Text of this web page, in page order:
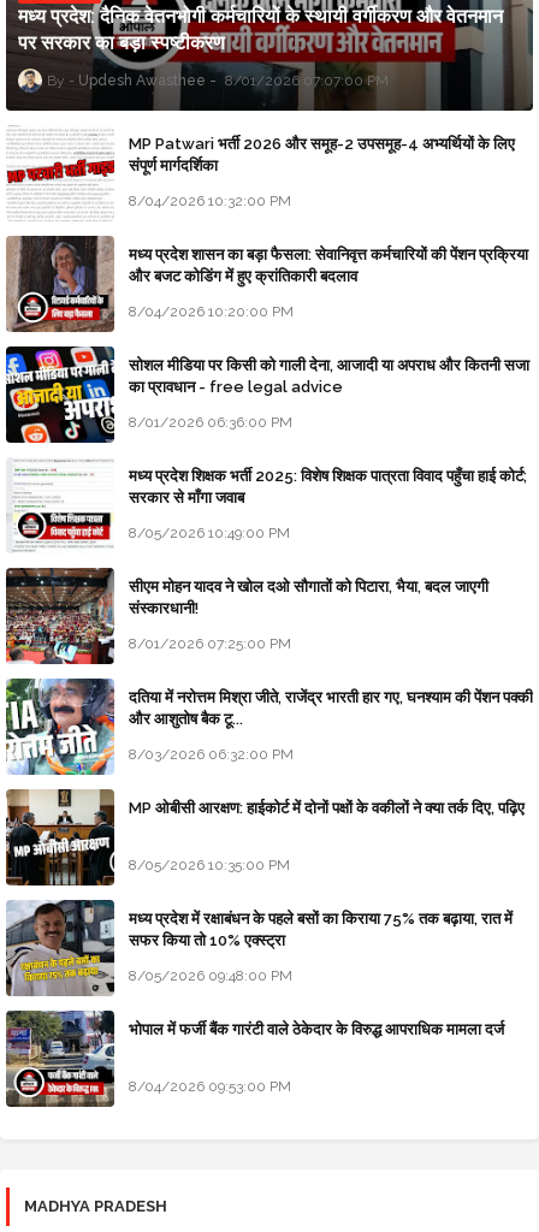
मध्य प्रदेश: दैनिक वेतनभोगी कर्मचारियों के स्थायी वर्गीकरण और वेतनमान
पर सरकार का बड़ा स्पष्टीकरण
Updesh Awasthee 8/01/2026 07:07:00 PM
MP Patwari भर्ती 2026 और समूह-2 उपसमूह-4 अभ्यर्थियों के लिए
संपूर्ण मार्गदर्शिका
8/04/2026 10:32:00 PM
मध्य प्रदेश शासन का बड़ा फैसला: सेवानिवृत्त कर्मचारियों की पेंशन प्रक्रिया
और बजट कोडिंग में हुए क्रांतिकारी बदलाव
8/04/2026 10:20:00 PM
सोशल मीडिया पर किसी को गाली देना, आजादी या अपराध और कितनी सजा
का प्रावधान - free legal advice
8/01/2026 06:36:00 PM
मध्य प्रदेश शिक्षक भर्ती 2025: विशेष शिक्षक पात्रता विवाद पहुँचा हाई कोर्ट;
सरकार से माँगा जवाब
8/05/2026 10:49:00 PM
सीएम मोहन यादव ने खोल दओ सौगातों को पिटारा, भैया, बदल जाएगी
संस्कारधानी!
8/01/2026 07:25:00 PM
दतिया में नरोत्तम मिश्रा जीते, राजेंद्र भारती हार गए, घनश्याम की पेंशन पक्की
और आशुतोष बैक टू...
8/03/2026 06:32:00 PM
MP ओबीसी आरक्षण: हाईकोर्ट में दोनों पक्षों के वकीलों ने क्या तर्क दिए, पढ़िए
8/05/2026 10:35:00 PM
मध्य प्रदेश में रक्षाबंधन के पहले बसों का किराया 75% तक बढ़ाया, रात में
सफर किया तो 10% एक्स्ट्रा
8/05/2026 09:48:00 PM
भोपाल में फर्जी बैंक गारंटी वाले ठेकेदार के विरुद्ध आपराधिक मामला दर्ज
8/04/2026 09:53:00 PM
MADHYA PRADESH